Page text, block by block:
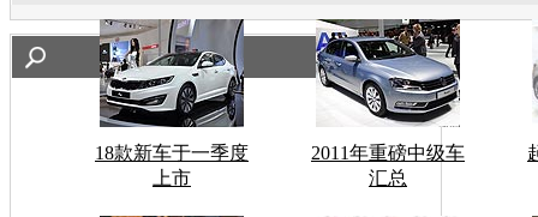
18款新车于一季度
上市
2011年重磅中级车
汇总